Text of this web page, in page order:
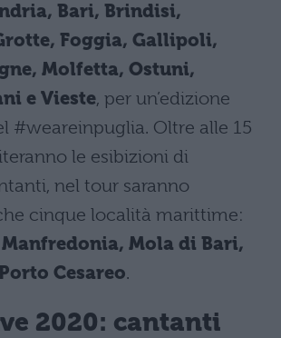
Bari, Brindisi,
Foggia, Gallipoli,
Molfetta, Ostuni,
e Vieste, per un’edizione
#weareinpuglia. Oltre alle 15
le esibizioni di
nel tour saranno
cinque località marittime:
Mola di Bari,
Cesareo.
2020: cantanti